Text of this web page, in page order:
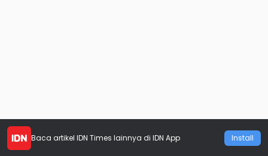
Baca artikel IDN Times lainnya di IDN App Install